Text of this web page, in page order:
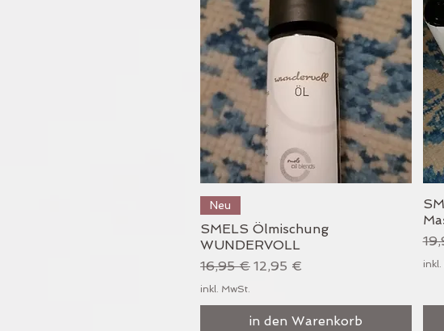
Neu
SMELS Ölmischung
WUNDERVOLL
Standardpreis
16,95 € Sale-Preis
12,95 €
inkl. MwSt.
in den Warenkorb
inkl.